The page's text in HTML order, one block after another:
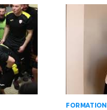
FORMATION